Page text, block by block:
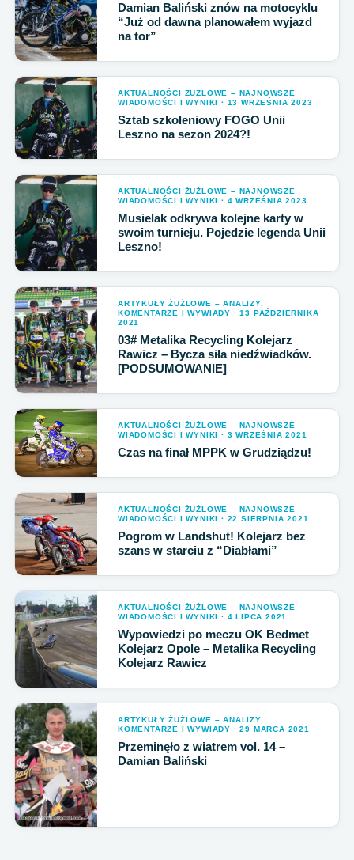
Damian Baliński znów na motocyklu
“Już od dawna planowałem wyjazd
na tor”
AKTUALNOŚCI ŻUŻLOWE – NAJNOWSZE
WIADOMOŚCI I WYNIKI · 13 WRZEŚNIA 2023
Sztab szkoleniowy FOGO Unii
Leszno na sezon 2024?!
AKTUALNOŚCI ŻUŻLOWE – NAJNOWSZE
WIADOMOŚCI I WYNIKI · 4 WRZEŚNIA 2023
Musielak odkrywa kolejne karty w
swoim turnieju. Pojedzie legenda Unii
Leszno!
ARTYKUŁY ŻUŻLOWE – ANALIZY,
KOMENTARZE I WYWIADY · 13 PAŹDZIERNIKA
2021
03# Metalika Recycling Kolejarz
Rawicz – Bycza siła niedźwiadków.
[PODSUMOWANIE]
AKTUALNOŚCI ŻUŻLOWE – NAJNOWSZE
WIADOMOŚCI I WYNIKI · 3 WRZEŚNIA 2021
Czas na finał MPPK w Grudziądzu!
AKTUALNOŚCI ŻUŻLOWE – NAJNOWSZE
WIADOMOŚCI I WYNIKI · 22 SIERPNIA 2021
Pogrom w Landshut! Kolejarz bez
szans w starciu z “Diabłami”
AKTUALNOŚCI ŻUŻLOWE – NAJNOWSZE
WIADOMOŚCI I WYNIKI · 4 LIPCA 2021
Wypowiedzi po meczu OK Bedmet
Kolejarz Opole – Metalika Recycling
Kolejarz Rawicz
ARTYKUŁY ŻUŻLOWE – ANALIZY,
KOMENTARZE I WYWIADY · 29 MARCA 2021
Przeminęło z wiatrem vol. 14 –
Damian Baliński